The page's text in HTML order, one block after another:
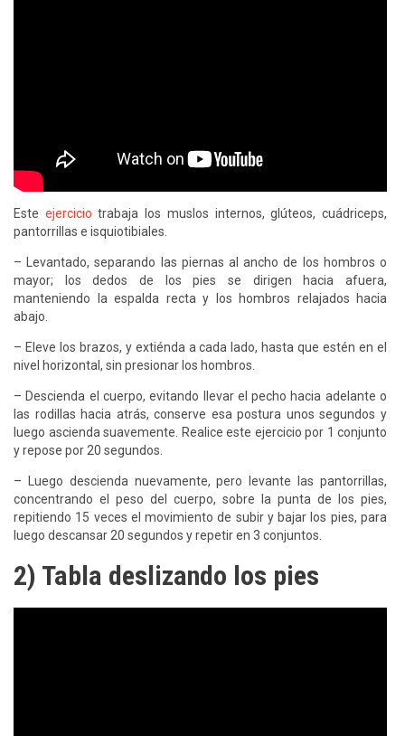
Este ejercicio trabaja los muslos internos, glúteos, cuádriceps,
pantorrillas e isquiotibiales.
– Levantado, separando las piernas al ancho de los hombros o
mayor; los dedos de los pies se dirigen hacia afuera,
manteniendo la espalda recta y los hombros relajados hacia
abajo.
– Eleve los brazos, y extiénda a cada lado, hasta que estén en el
nivel horizontal, sin presionar los hombros.
– Descienda el cuerpo, evitando llevar el pecho hacia adelante o
las rodillas hacia atrás, conserve esa postura unos segundos y
luego ascienda suavemente. Realice este ejercicio por 1 conjunto
y repose por 20 segundos.
– Luego descienda nuevamente, pero levante las pantorrillas,
concentrando el peso del cuerpo, sobre la punta de los pies,
repitiendo 15 veces el movimiento de subir y bajar los pies, para
luego descansar 20 segundos y repetir en 3 conjuntos.
2) Tabla deslizando los pies